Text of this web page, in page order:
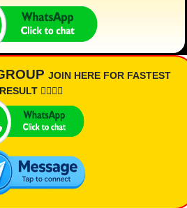
JOIN HERE FOR FASTEST
RESULT 👇🏾👇🏾